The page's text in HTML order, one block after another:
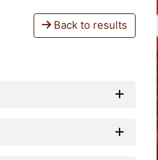
Back to results